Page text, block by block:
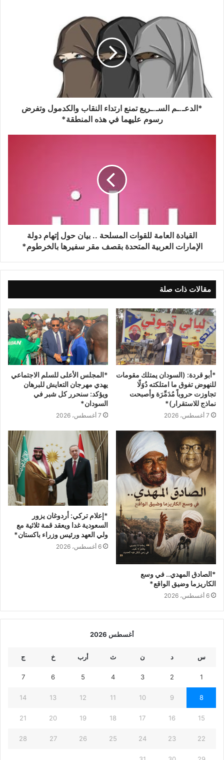
*الدعـ.ـم السـ.ـريع تمنع ارتداء النقاب والكدمول وتفرض
رسوم عليهما في هذه المنطقة*
القيادة العامة للقوات المسلحة .. بيان حول إتهام دولة
الإمارات العربية المتحدة بقصف مقر سفيرها بالخرطوم*
مقالات ذات صلة
*أبو قردة: (السودان يمتلك مقومات
للنهوض تفوق ما امتلكته دُوَلًا
تجاوزت حروباً مُدَمِّرَة وأصبحت
نماذج للاستقرار)*
7 أغسطس، 2026
*المجلس الأعلى للسلم الاجتماعي
يهدي مهرجان التعايش للبرهان
ويؤكد: سنحرر كل شبر في
السودان*
7 أغسطس، 2026
*الصادق المهدي.. في وسع
الكاريزما وضيق الواقع*
6 أغسطس، 2026
*إعلام تركي: أردوغان يزور
السعودية غدا ويعقد قمة ثلاثية مع
ولي العهد ورئيس وزراء باكستان*
6 أغسطس، 2026
أغسطس 2026
س د ن ث أرب خ ج
1
2
3
4
5
6
7
8
9
10
11
12
13
14
15
16
17
18
19
20
21
22
23
24
25
26
27
28